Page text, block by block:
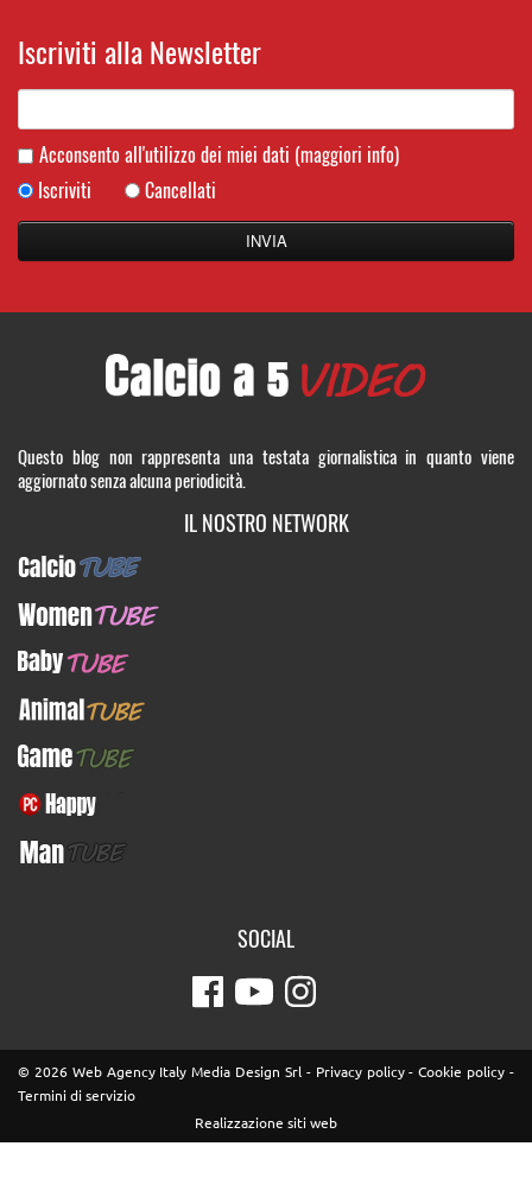
Iscriviti alla Newsletter
Acconsento all'utilizzo dei miei dati (maggiori info)
Iscriviti
Cancellati
Questo blog non rappresenta una testata giornalistica in quanto viene
aggiornato senza alcuna periodicità.
IL NOSTRO NETWORK
SOCIAL
© 2026 Web Agency Italy Media Design Srl - Privacy policy-Cookie policy -
Termini di servizio
Realizzazione siti web